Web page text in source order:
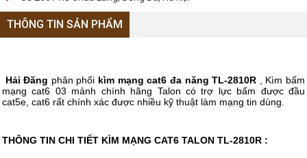
THÔNG TIN SẢN PHẨM
Hải Đăng phân phối kìm mạng cat6 đa năng TL-2810R , Kìm bấm
mạng cat6 03 mảnh chính hãng Talon có trợ lực bấm được đầu
cat5e, cat6 rất chính xác được nhiều kỹ thuật làm mạng tin dùng.
THÔNG TIN CHI TIẾT KÌM MẠNG CAT6 TALON TL-2810R :